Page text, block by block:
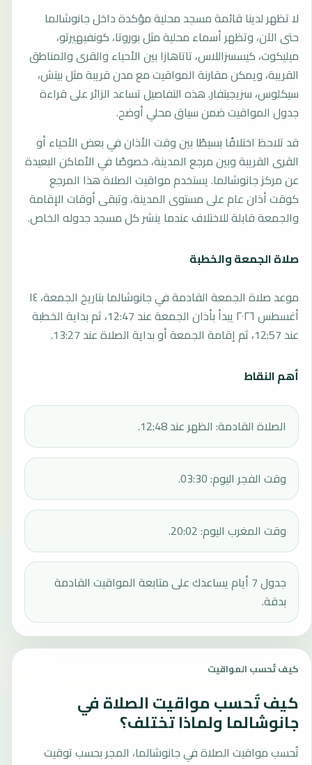
لا تظهر لدينا قائمة مسجد محلية مؤكدة داخل جانوشالما
حتى الآن، وتظهر أسماء محلية مثل بوروتا، كونفيهيرتو،
ميليكوت، كيسسزاللاس، تاتاهازا بين الأحياء والقرى والمناطق
القريبة، ويمكن مقارنة المواقيت مع مدن قريبة مثل بيتش،
سيكلوس، سزيجيتفار. هذه التفاصيل تساعد الزائر على قراءة
جدول المواقيت ضمن سياق محلي أوضح.
قد تلاحظ اختلافًا بسيطًا بين وقت الأذان في بعض الأحياء أو
القرى القريبة وبين مرجع المدينة، خصوصًا في الأماكن البعيدة
عن مركز جانوشالما. يستخدم مواقيت الصلاة هذا المرجع
كوقت أذان عام على مستوى المدينة، وتبقى أوقات الإقامة
والجمعة قابلة للاختلاف عندما ينشر كل مسجد جدوله الخاص.
صلاة الجمعة والخطبة
موعد صلاة الجمعة القادمة في جانوشالما بتاريخ الجمعة، ١٤
أغسطس ٢٠٢٦ يبدأ بأذان الجمعة عند 12:47، ثم بداية الخطبة
عند 12:57، ثم إقامة الجمعة أو بداية الصلاة عند 13:27.
أهم النقاط
الصلاة القادمة: الظهر عند 12:48.
وقت الفجر اليوم: 03:30.
وقت المغرب اليوم: 20:02.
جدول 7 أيام يساعدك على متابعة المواقيت القادمة
بدقة.
كيف تُحسب المواقيت
كيف تُحسب مواقيت الصلاة في
جانوشالما ولماذا تختلف؟
تُحسب مواقيت الصلاة في جانوشالما، المجر بحسب توقيت